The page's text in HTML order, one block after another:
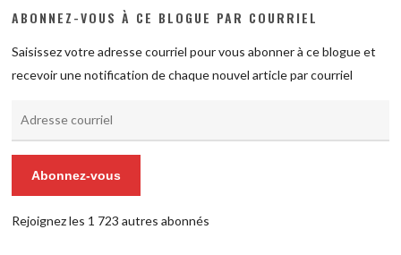
ABONNEZ-VOUS À CE BLOGUE PAR COURRIEL
Saisissez votre adresse courriel pour vous abonner à ce blogue et
recevoir une notification de chaque nouvel article par courriel
Abonnez-vous
Rejoignez les 1 723 autres abonnés